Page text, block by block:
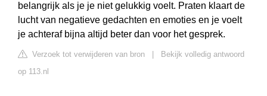
belangrijk als je je niet gelukkig voelt. Praten klaart de
lucht van negatieve gedachten en emoties en je voelt
je achteraf bijna altijd beter dan voor het gesprek.
Verzoek tot verwijderen van bron
Bekijk volledig antwoord
op 113.nl